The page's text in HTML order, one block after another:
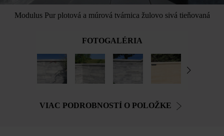
Modulus Pur plotová a múrová tvárnica žulovo sivá tieňovaná
FOTOGALÉRIA
VIAC PODROBNOSTÍ O POLOŽKE